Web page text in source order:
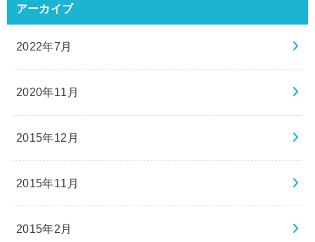
アーカイブ
2022年7月
2020年11月
2015年12月
2015年11月
2015年2月